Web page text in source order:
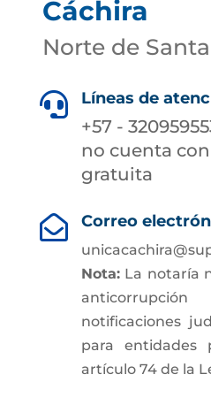
Cáchira
Norte de
 Líneas de
+57 -
no cuenta
gratuita
 Correo
Nota:La notaría
notificaciones
para entidades
artículo 74 de la